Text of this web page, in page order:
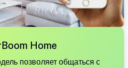
Home
позволяет общаться с